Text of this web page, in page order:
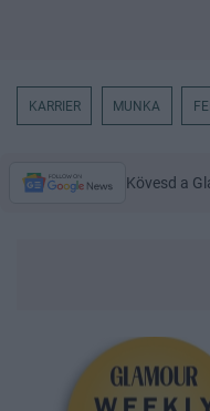
KARRIER MUNKA
Kövesd a